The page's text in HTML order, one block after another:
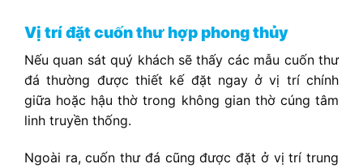
Vị trí đặt cuốn thư hợp phong thủy
Nếu quan sát quý khách sẽ thấy các mẫu cuốn thư
đá thường được thiết kế đặt ngay ở vị trí chính
giữa hoặc hậu thờ trong không gian thờ cúng tâm
linh truyền thống.
Ngoài ra, cuốn thư đá cũng được đặt ở vị trí trung